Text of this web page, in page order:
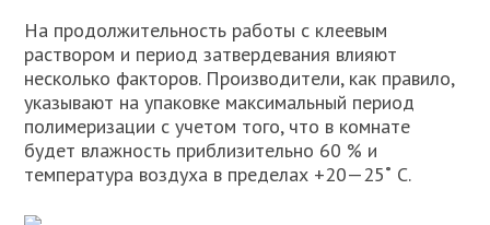
На продолжительность работы с клеевым
раствором и период затвердевания влияют
несколько факторов. Производители, как правило,
указывают на упаковке максимальный период
полимеризации с учетом того, что в комнате
будет влажность приблизительно 60 % и
температура воздуха в пределах +20—25˚ С.